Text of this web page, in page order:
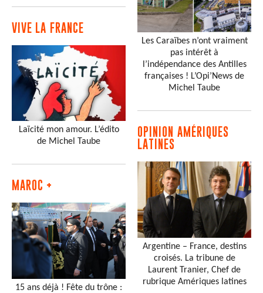
VIVE LA FRANCE
Laïcité mon amour. L’édito
de Michel Taube
MAROC +
15 ans déjà ! Fête du trône :
Les Caraïbes n’ont vraiment
pas intérêt à
l’indépendance des Antilles
françaises ! L’Opi’News de
Michel Taube
OPINION AMÉRIQUES
LATINES
Argentine – France, destins
croisés. La tribune de
Laurent Tranier, Chef de
rubrique Amériques latines